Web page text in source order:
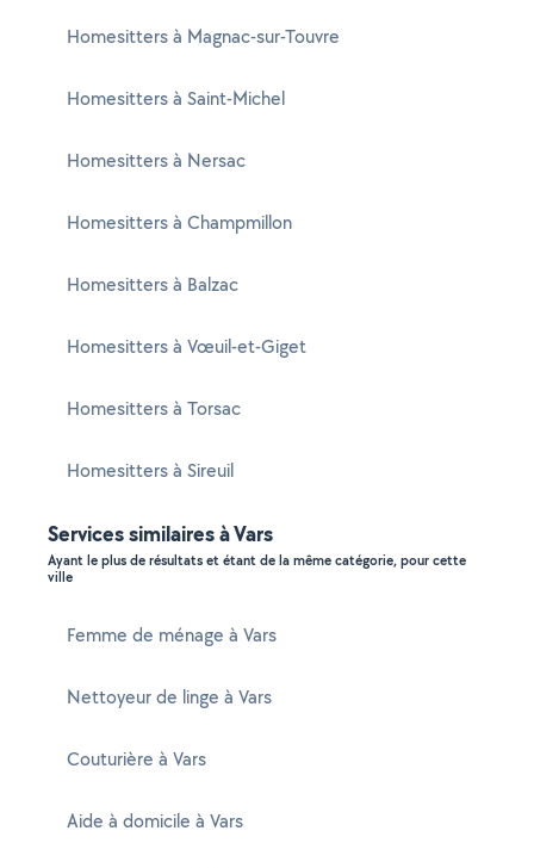
Homesitters à Magnac-sur-Touvre
Homesitters à Saint-Michel
Homesitters à Nersac
Homesitters à Champmillon
Homesitters à Balzac
Homesitters à Vœuil-et-Giget
Homesitters à Torsac
Homesitters à Sireuil
Services similaires à Vars
Ayant le plus de résultats et étant de la même catégorie, pour cette
ville
Femme de ménage à Vars
Nettoyeur de linge à Vars
Couturière à Vars
Aide à domicile à Vars